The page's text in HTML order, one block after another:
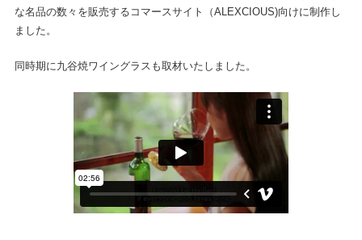
な名品の数々を販売するコマースサイト（ALEXCIOUS)向けに制作し
ました。
同時期に九谷焼ワイングラスも取材いたしました。